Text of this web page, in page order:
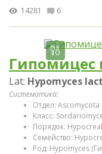
14281
6
Lat: Hypomyces
Систематика:
Отдел:
Класс:
Порядок:
Семейство:
Род: Hypomyces